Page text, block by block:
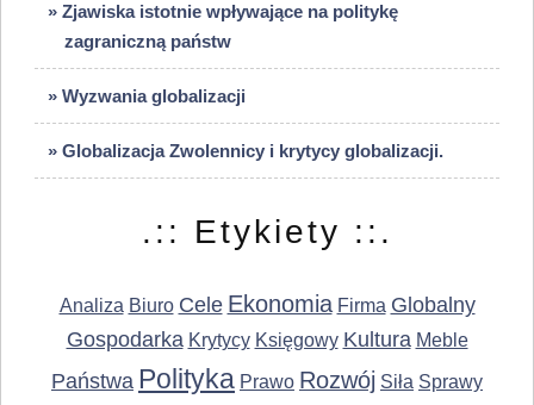
» Zjawiska istotnie wpływające na politykę
zagraniczną państw
» Wyzwania globalizacji
» Globalizacja Zwolennicy i krytycy globalizacji.
.:: Etykiety ::.
Analiza Biuro Cele Ekonomia Firma Globalny
Gospodarka Krytycy Księgowy Kultura Meble
Państwa Polityka Prawo Rozwój Siła Sprawy